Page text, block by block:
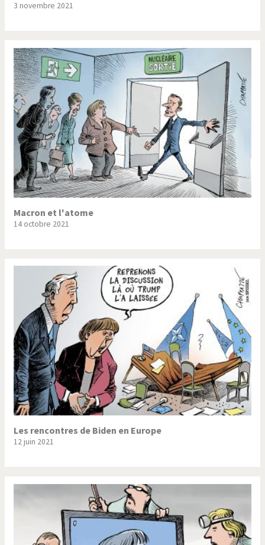
Vous avez dit "Islam"?
3 novembre 2021
Macron et l'atome
14 octobre 2021
Les rencontres de Biden en Europe
12 juin 2021